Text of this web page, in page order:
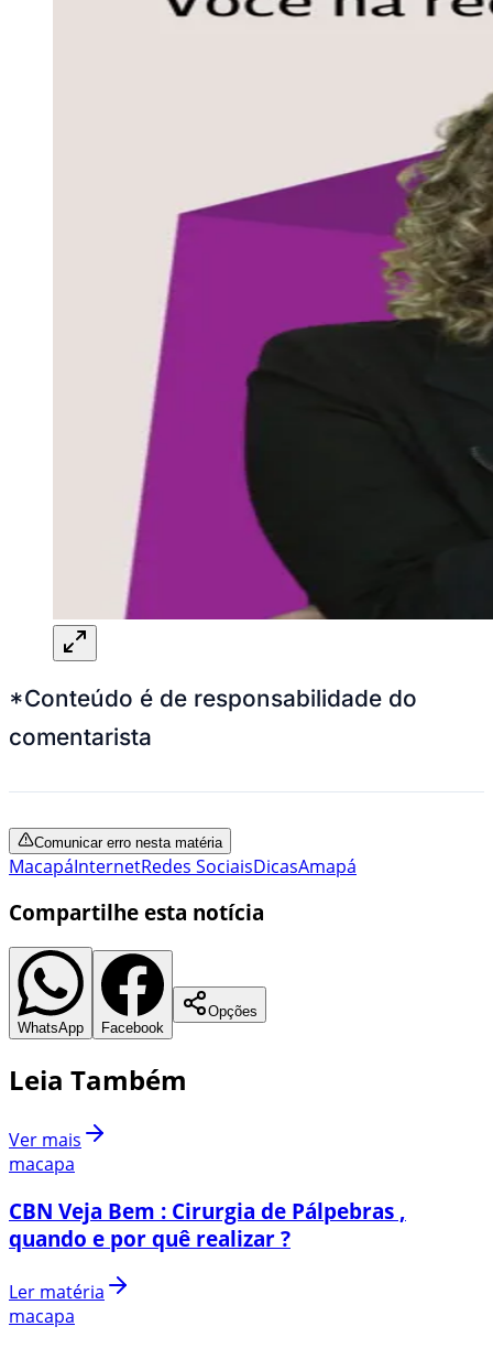
*Conteúdo é de responsabilidade do
comentarista
Comunicar erro nesta matéria
MacapáInternetRedes SociaisDicasAmapá
Compartilhe esta notícia
WhatsApp Facebook
Opções
Leia Também
Ver mais
macapa
CBN Veja Bem : Cirurgia de Pálpebras ,
quando e por quê realizar ?
Ler matéria
macapa